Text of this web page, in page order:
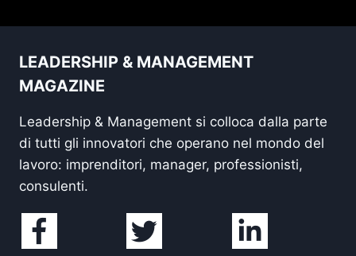
LEADERSHIP & MANAGEMENT
MAGAZINE
Leadership & Management si colloca dalla parte
di tutti gli innovatori che operano nel mondo del
lavoro: imprenditori, manager, professionisti,
consulenti.